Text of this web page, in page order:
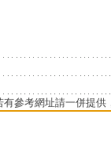
參考網址請一併提供